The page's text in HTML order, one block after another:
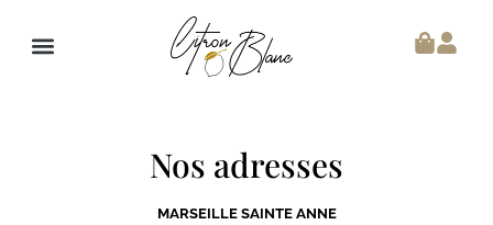
Nos adresses
MARSEILLE SAINTE ANNE